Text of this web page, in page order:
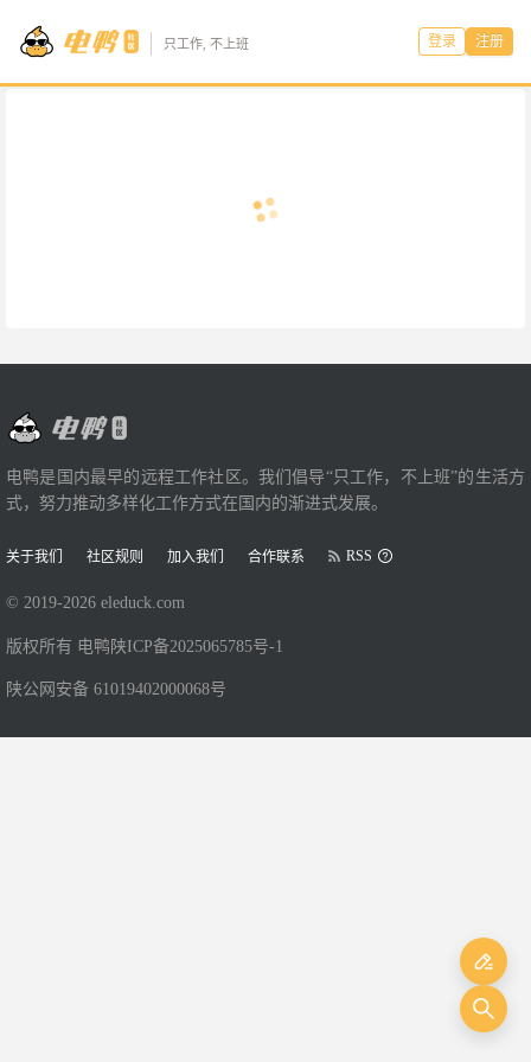
只工作, 不上班 登录 注册
电鸭是国内最早的远程工作社区。我们倡导“只工作，不上班”的生活方
式，努力推动多样化工作方式在国内的渐进式发展。
关于我们 社区规则 加入我们 合作联系 RSS
© 2019-2026 eleduck.com
版权所有 电鸭 陕ICP备2025065785号-1
陕公网安备 61019402000068号